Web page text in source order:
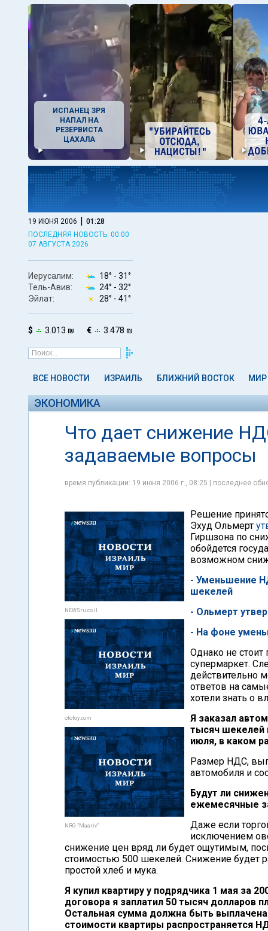
ИСПАНЕЦ ЗРЯ
НАПАЛ НА
РЕЗЕРВИСТА
ЦАХАЛА
19 ИЮНЯ 2006 | 01:28
ПОСЛЕДНЯЯ НОВОСТЬ: 00:00
07 АВГУСТА 2026
Иерусалим: 18° - 31°
Тель-Авив:
24° - 32°
Эйлат:
28° - 41°
$ 3.013 ₪ € 3.478 ₪
ВСЕ НОВОСТИ ИЗРАИЛЬ БЛИЖНИЙ ВОСТОК МИР
ЭКОНОМИКА
Что дает снижение
задаваемые вопросы
время публикации: 19 июня 2006 г., 08:25 | последнее
NEWSru.co.il
ototoy.com
NRG-"Maariv"
Решение
Эхуд Ольмерт
Гиршзона по
обойдется
возможном
- Уменьшение
шекелей
- Ольмерт
- На фоне
Однако не
супермаркет.
действительно
ответов на
хотели знать о
Я заказал
тысяч шекелей
июля, в каком
Размер НДС,
автомобиля и
Будут ли
ежемесячные
Даже если
исключением
снижение цен вряд ли будет ощутимым,
стоимостью 500 шекелей. Снижение будет
простой хлеб и мука.
Я купил квартиру у подрядчика 1 мая за
договора я заплатил 50 тысяч
Остальная сумма должна быть
стоимости квартиры распространяется